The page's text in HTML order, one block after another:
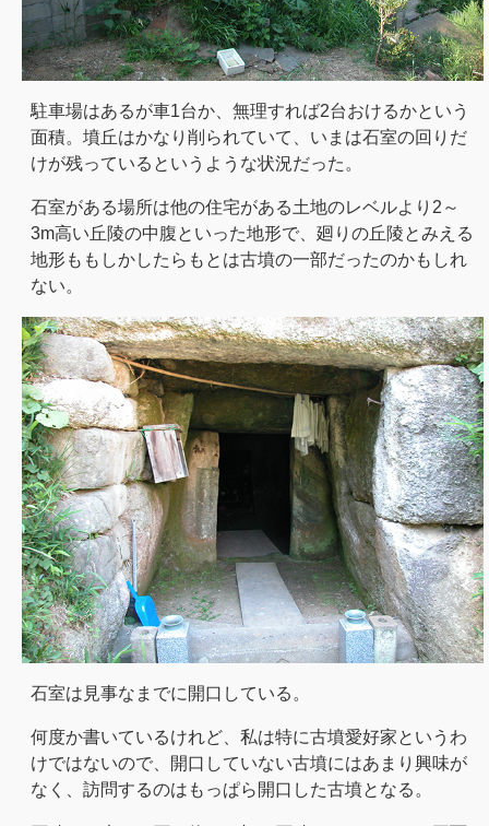
駐車場はあるが車1台か、無理すれば2台おけるかという
面積。墳丘はかなり削られていて、いまは石室の回りだ
けが残っているというような状況だった。
石室がある場所は他の住宅がある土地のレベルより2～
3m高い丘陵の中腹といった地形で、廻りの丘陵とみえる
地形ももしかしたらもとは古墳の一部だったのかもしれ
ない。
石室は見事なまでに開口している。
何度か書いているけれど、私は特に古墳愛好家というわ
けではないので、開口していない古墳にはあまり興味が
なく、訪問するのはもっぱら開口した古墳となる。